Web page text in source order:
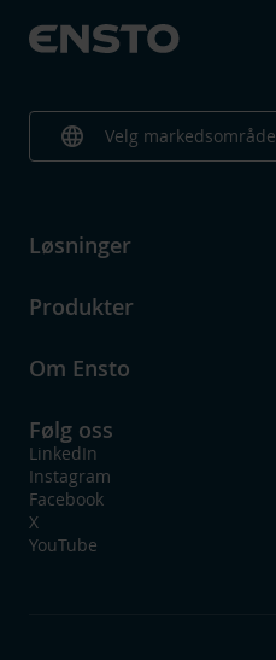
language Velg markedsområde
Løsninger
Produkter
Om Ensto
Følg oss
LinkedIn
Instagram
Facebook
X
YouTube